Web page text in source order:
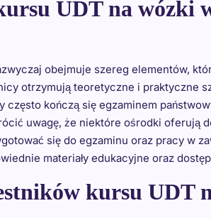
UDT na wózki
obejmuje szereg elementów,
otrzymują teoretyczne i praktyczne
często kończą się egzaminem
uwagę, że niektóre ośrodki oferują
się do egzaminu oraz pracy w
materiały edukacyjne oraz
kursu UDT